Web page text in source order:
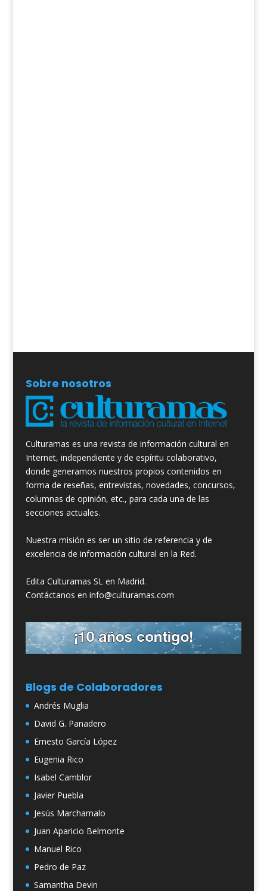
Sobre nosotros
Culturamas es una revista de información cultural en
Internet, independiente y de espíritu colaborativo,
donde generamos nuestros propios contenidos en
forma de reseñas, entrevistas, novedades, concursos,
columnas de opinión, etc., para cada una de las
secciones actuales.
Nuestra misión es ser un sitio de referencia y de
excelencia de información cultural en la Red.
Edita Culturamas SL en Madrid.
Contáctanos en info@culturamas.com
Blogs de Colaboradores
Andrés Muglia
David G. Panadero
Ernesto García López
Eugenia Rico
Isabel Camblor
Javier Puebla
Jesús Marchamalo
Juan Aparicio Belmonte
Manuel Rico
Pedro de Paz
Samantha Devin